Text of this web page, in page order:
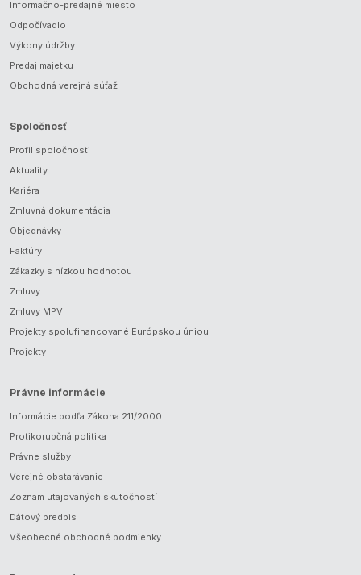
Informačno-predajné miesto
Odpočívadlo
Výkony údržby
Predaj majetku
Obchodná verejná súťaž
Spoločnosť
Profil spoločnosti
Aktuality
Kariéra
Zmluvná dokumentácia
Objednávky
Faktúry
Zákazky s nízkou hodnotou
Zmluvy
Zmluvy MPV
Projekty spolufinancované Európskou úniou
Projekty
Právne informácie
Informácie podľa Zákona 211/2000
Protikorupčná politika
Právne služby
Verejné obstarávanie
Zoznam utajovaných skutočností
Dátový predpis
Všeobecné obchodné podmienky